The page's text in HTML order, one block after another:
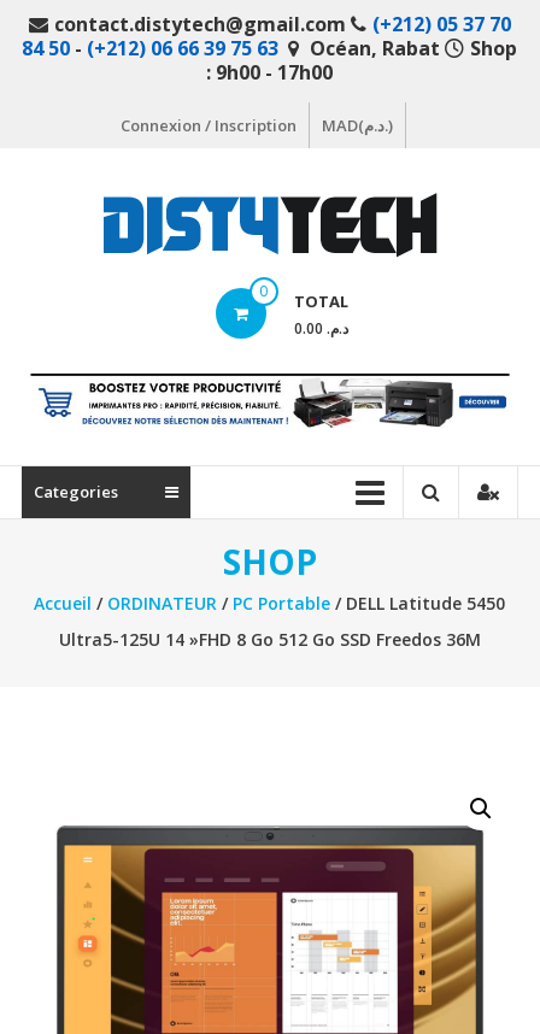
contact.distytech@gmail.com
(+212) 05 37 70
84 50 - (+212) 06 66 39 75 63 Océan, Rabat
Shop
: 9h00 - 17h00
Connexion / Inscription MAD(د.م.)
en
ligne
matériel
informatique
0 TOTAL
د.م. 0.00
Categories
SHOP
Accueil / ORDINATEUR / PC Portable / DELL Latitude 5450
Ultra5-125U 14 »FHD 8 Go 512 Go SSD Freedos 36M